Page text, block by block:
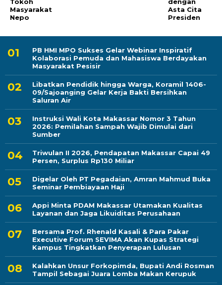
Masyarakat
Nepo
Asta Cita
Presiden
PB HMI MPO Sukses Gelar Webinar Inspiratif
Kolaborasi Pemuda dan Mahasiswa Berdayakan
Masyarakat Pesisir
Libatkan Pendidik hingga Warga, Koramil 1406-
09/Sajoanging Gelar Kerja Bakti Bersihkan
Saluran Air
Instruksi Wali Kota Makassar Nomor 3 Tahun
2026: Pemilahan Sampah Wajib Dimulai dari
Sumber
Triwulan II 2026, Pendapatan Makassar Capai 49
Persen, Surplus Rp130 Miliar
Digelar Oleh PT Pegadaian, Amran Mahmud Buka
Seminar Pembiayaan Haji
Appi Minta PDAM Makassar Utamakan Kualitas
Layanan dan Jaga Likuiditas Perusahaan
Bersama Prof. Rhenald Kasali & Para Pakar
Executive Forum SEVIMA Akan Kupas Strategi
Kampus Tingkatkan Penyerapan Lulusan
Kalahkan Unsur Forkopimda, Bupati Andi Rosman
Tampil Sebagai Juara Lomba Makan Kerupuk